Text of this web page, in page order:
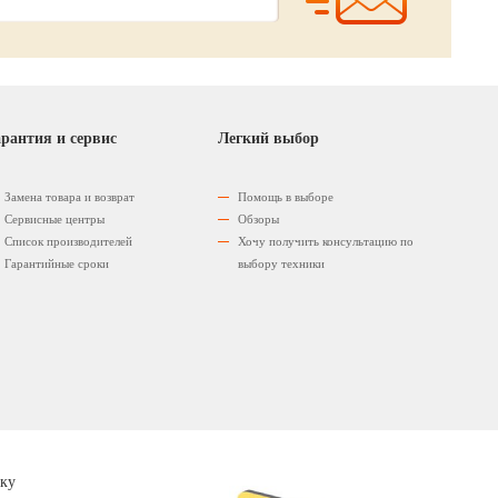
и сервис
Замена товара и возврат
Сервисные центры
Список производителей
Гарантийные сроки
Легкий выбор
Помощь в выборе
Обзоры
Хочу получить консультацию по
выбору техники